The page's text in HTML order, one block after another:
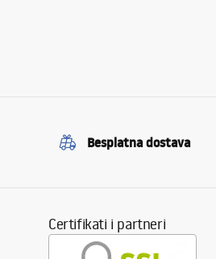
Besplatna dostava
Certifikati i partneri